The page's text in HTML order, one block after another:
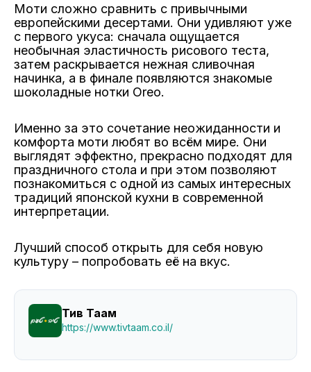
Моти сложно сравнить с привычными
европейскими десертами. Они удивляют уже
с первого укуса: сначала ощущается
необычная эластичность рисового теста,
затем раскрывается нежная сливочная
начинка, а в финале появляются знакомые
шоколадные нотки Oreo.
Именно за это сочетание неожиданности и
комфорта моти любят во всём мире. Они
выглядят эффектно, прекрасно подходят для
праздничного стола и при этом позволяют
познакомиться с одной из самых интересных
традиций японской кухни в современной
интерпретации.
Лучший способ открыть для себя новую
культуру – попробовать её на вкус.
Тив Таам
https://www.tivtaam.co.il/